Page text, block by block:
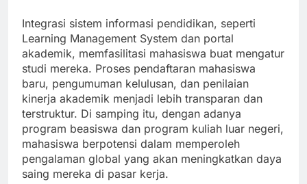
Integrasi sistem informasi pendidikan, seperti
Learning Management System dan portal
akademik, memfasilitasi mahasiswa buat mengatur
studi mereka. Proses pendaftaran mahasiswa
baru, pengumuman kelulusan, dan penilaian
kinerja akademik menjadi lebih transparan dan
terstruktur. Di samping itu, dengan adanya
program beasiswa dan program kuliah luar negeri,
mahasiswa berpotensi dalam memperoleh
pengalaman global yang akan meningkatkan daya
saing mereka di pasar kerja.